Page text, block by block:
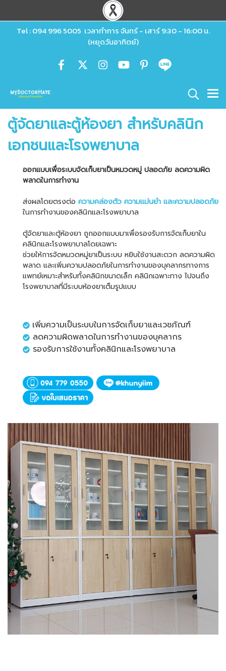
Tel : 094 996 5005 เวลาทำการ จันทร์ - เสาร์ 9:30 - 16:00 น.
(หยุดวันอาทิตย์)
ตู้จัดยาและตู้ห้องยา สำหรับคลินิก
เอกชนและโรงพยาบาล
ออกแบบเพื่อระบบจัดเก็บยาเป็นหมวดหมู่ ปลอดภัย ลดความผิด
พลาดในการทำงาน
ส่งผลโดยตรงต่อ ความคล่องตัว ความแม่นยำ และความปลอดภัย
ในการทำงานของคลินิกและโรงพยาบาล
ตู้จัดยาและตู้ห้องยา ถูกออกแบบมาเพื่อรองรับการจัดเก็บยาใน
คลินิกและโรงพยาบาลโดยเฉพาะ
ช่วยให้การจัดหมวดหมู่ยาเป็นระบบ หยิบใช้งานสะดวก ลดความผิด
พลาด และเพิ่มความปลอดภัยในการทำงานของบุคลากรทางการ
แพทย์เหมาะสำหรับทั้งคลินิกขนาดเล็ก คลินิกเฉพาะทาง ไปจนถึง
โรงพยาบาลที่มีระบบห้องยาเต็มรูปแบบ
เพิ่มความเป็นระบบในการจัดเก็บยาและเวชภัณฑ์
ลดความผิดพลาดในการทำงานของบุคลากร
รองรับการใช้งานทั้งคลินิกและโรงพยาบาล